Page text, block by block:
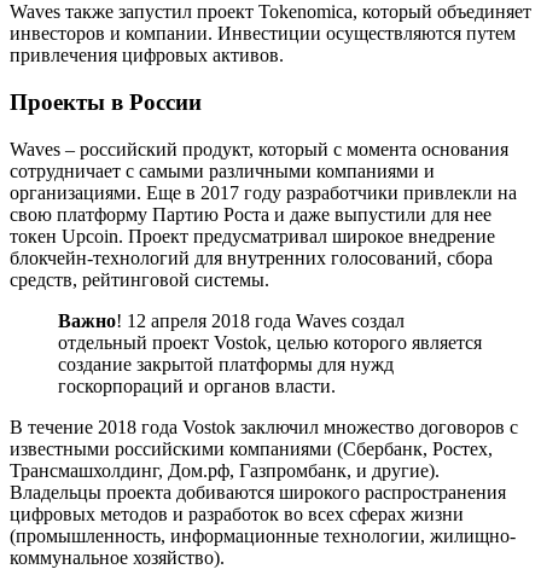
Waves также запустил проект Tokenomica, который объединяет
инвесторов и компании. Инвестиции осуществляются путем
привлечения цифровых активов.
Проекты в России
Waves – российский продукт, который с момента основания
сотрудничает с самыми различными компаниями и
организациями. Еще в 2017 году разработчики привлекли на
свою платформу Партию Роста и даже выпустили для нее
токен Upcoin. Проект предусматривал широкое внедрение
блокчейн-технологий для внутренних голосований, сбора
средств, рейтинговой системы.
Важно! 12 апреля 2018 года Waves создал
отдельный проект Vostok, целью которого является
создание закрытой платформы для нужд
госкорпораций и органов власти.
В течение 2018 года Vostok заключил множество договоров с
известными российскими компаниями (Сбербанк, Ростех,
Трансмашхолдинг, Дом.рф, Газпромбанк, и другие).
Владельцы проекта добиваются широкого распространения
цифровых методов и разработок во всех сферах жизни
(промышленность, информационные технологии, жилищно-
коммунальное хозяйство).